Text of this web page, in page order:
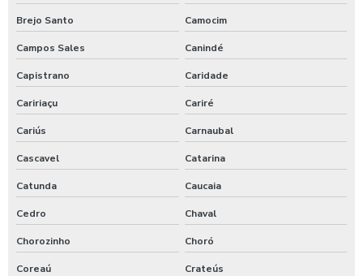
Terraplanagem valor
Terraplenagem serviços
Topografia obras grandes no ceará
Valor do aluguel de retroescavadeira
Valor do serviço de terraplanagem
Valor pavimentação ceará
Brejo Santo Camocim
Campos Sales Canindé
Capistrano Caridade
Caririaçu Cariré
Cariús Carnaubal
Cascavel Catarina
Catunda Caucaia
Cedro Chaval
Chorozinho Choró
Coreaú Crateús